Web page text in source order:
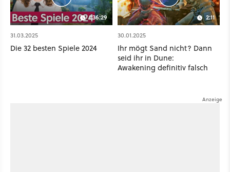
1:36:29
31.03.2025
Die 32 besten Spiele 2024
2:11
30.01.2025
Ihr mögt Sand nicht? Dann
seid ihr in Dune:
Awakening definitiv falsch